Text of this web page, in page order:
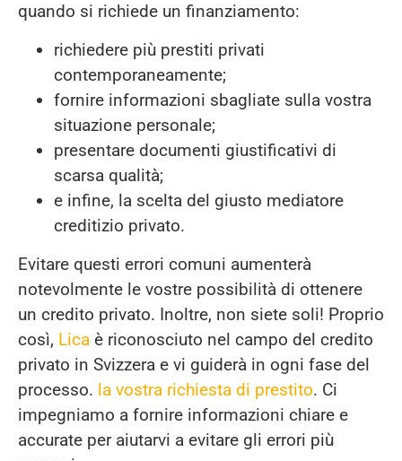
quando si richiede un finanziamento:
richiedere più prestiti privati
contemporaneamente;
fornire informazioni sbagliate sulla vostra
situazione personale;
presentare documenti giustificativi di
scarsa qualità;
e infine, la scelta del giusto mediatore
creditizio privato.
Evitare questi errori comuni aumenterà
notevolmente le vostre possibilità di ottenere
un credito privato. Inoltre, non siete soli! Proprio
così, Lica è riconosciuto nel campo del credito
privato in Svizzera e vi guiderà in ogni fase del
processo. la vostra richiesta di prestito. Ci
impegniamo a fornire informazioni chiare e
accurate per aiutarvi a evitare gli errori più